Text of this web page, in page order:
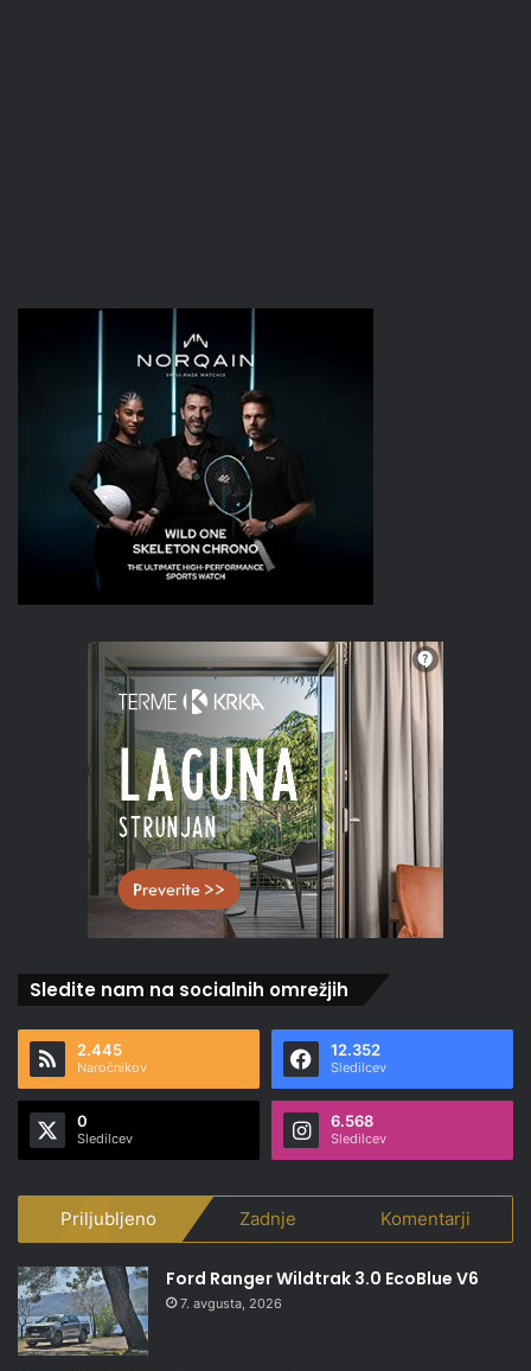
Sledite nam na socialnih omrežjih
2.445
Naročnikov
12.352
Sledilcev
0
Sledilcev
6.568
Sledilcev
Priljubljeno Zadnje Komentarji
Ford Ranger Wildtrak 3.0 EcoBlue V6
7. avgusta, 2026